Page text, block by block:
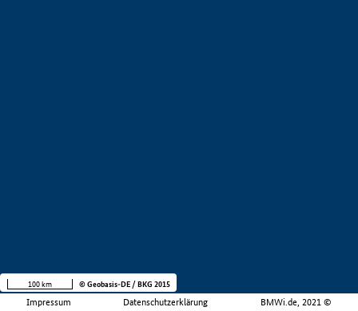
Impressum Datenschutzerklärung BMWi.de, 2021 ©
100 km © Geobasis-DE / BKG 2015